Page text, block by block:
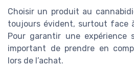
Choisir un produit au
toujours évident, surtout face
Pour garantir une expérience
important de prendre en
lors de l’achat.